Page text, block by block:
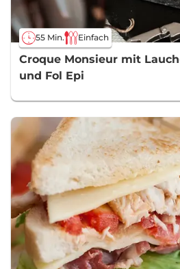
55 Min. Einfach
Croque Monsieur mit
und Fol Epi